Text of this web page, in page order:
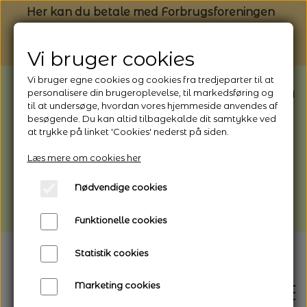
Her kan du betale med Forbrugsforeningen
BEMÆRK: Butikken har ferielukket* fra
1/8 - 9/8 - 2026
*Webshoppen er åben og sender hele
afhentning
Vi gør opmærksom på, at der kan være lidt
længere leveringstid
Vi bruger cookies
Vi bruger egne cookies og cookies fra tredjeparter til at
personalisere din brugeroplevelse, til markedsføring og
til at undersøge, hvordan vores hjemmeside anvendes af
besøgende. Du kan altid tilbagekalde dit samtykke ved
at trykke på linket 'Cookies' nederst på siden.
Læs mere om cookies her
Nødvendige cookies
Funktionelle cookies
Statistik cookies
Marketing cookies